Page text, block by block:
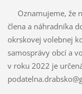
Oznamujeme, že
člena a náhradníka
okrskovej volebnej
samosprávy obcí a
v roku 2022 je